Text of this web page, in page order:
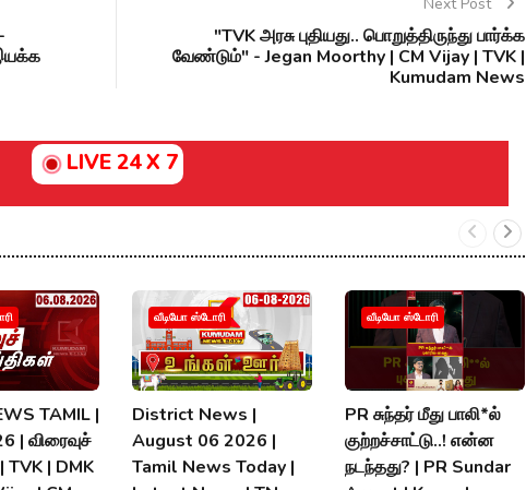
"TVK அரசு புதியது.. பொறுத்திருந்து பார்க்க
வேண்டும்" - Jegan Moorthy | CM Vijay | TVK |
Kumudam News
LIVE 24 X 7
TAMIL |
| விரைவுச்
| DMK
வீடியோ ஸ்டோரி
District News |
August 06 2026 |
Tamil News Today |
வீடியோ ஸ்டோரி
PR சுந்தர் மீது பாலி*ல்
குற்றச்சாட்டு..! என்ன
நடந்தது? | PR Sundar